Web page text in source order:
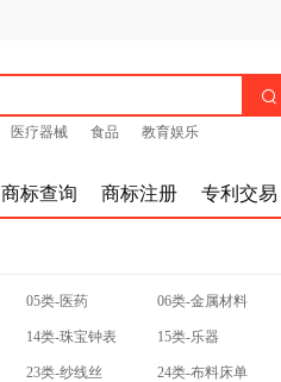

医疗器械 食品 教育娱乐
商标查询 商标注册 专利交易
05类-医药 06类-金属材料
14类-珠宝钟表 15类-乐器
23类-纱线丝 24类-布料床单